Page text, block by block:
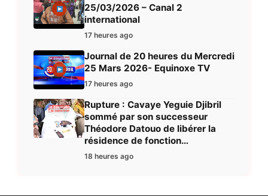
25/03/2026 – Canal 2
international
17 heures ago
Journal de 20 heures du Mercredi
25 Mars 2026- Equinoxe TV
17 heures ago
Rupture : Cavaye Yeguie Djibril
sommé par son successeur
Théodore Datouo de libérer la
résidence de fonction…
18 heures ago